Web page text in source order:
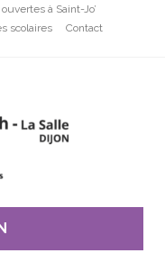
à Saint-Jo’
scolaires Contact